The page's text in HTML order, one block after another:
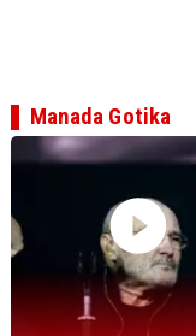
Manada Gotika